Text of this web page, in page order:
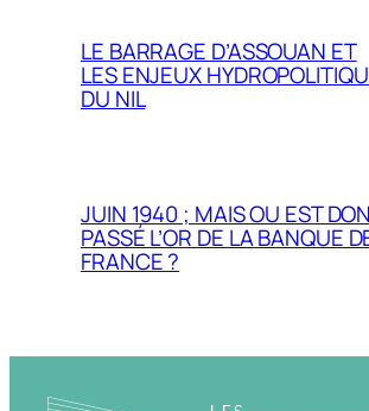
LE BARRAGE D’ASSOUAN ET
LES ENJEUX
DU NIL
JUIN 1940 ; MAIS OU EST
PASSÉ L’OR DE LA BANQUE
FRANCE ?